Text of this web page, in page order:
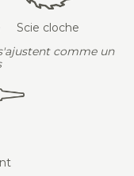
Scie cloche
comme un